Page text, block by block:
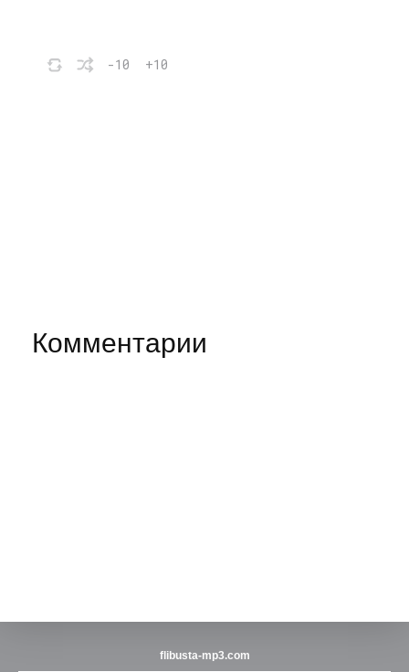
-10 +10
Комментарии
flibusta-mp3.com